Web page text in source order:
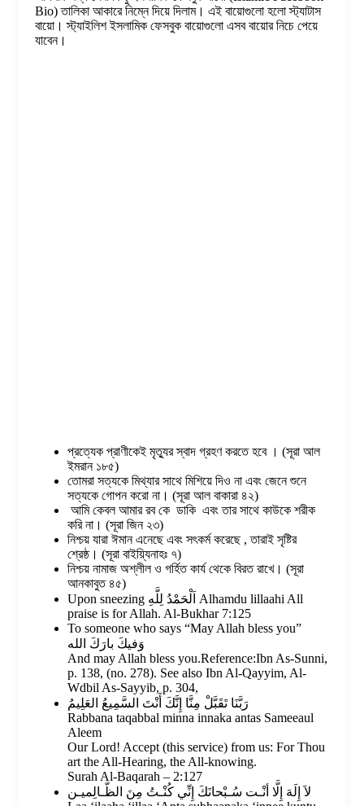
Bio) তালিকা আকারে নিম্নে দিয়ে দিলাম। এই বায়োগুলো হলো স্ট্যাটাস
বায়ো। স্ট্যাইলিশ ইসলামিক ফেসবুক বায়োগুলো এসব বায়োর নিচে পেয়ে
যাবেন।
প্রত্যেক প্রাণীকেই মৃত্যুর স্বাদ গ্রহণ করতে হবে । (সূরা আল
ইমরান ১৮৫)
তোমরা সত্যকে মিথ্যার সাথে মিশিয়ে দিও না এবং জেনে শুনে
সত্যকে গোপন করো না। (সূরা আল বাকারা ৪২)
আমি কেবল আমার রব কে ডাকি এবং তার সাথে কাউকে শরীক
করি না। (সূরা জিন ২৩)
নিশ্চয় যারা ঈমান এনেছে এবং সৎকর্ম করেছে , তারাই সৃষ্টির
শ্রেষ্ঠ। (সূরা বাইয়্যিনাহঃ ৭)
নিশ্চয় নামাজ অশ্লীল ও গর্হিত কার্য থেকে বিরত রাখে। (সূরা
আনকাবুত ৪৫)
Upon sneezing اَلْحَمْدُ لِلَّهِ Alhamdu lillaahi All
praise is for Allah. Al-Bukhar 7:125
To someone who says “May Allah bless you”
وَفيكَ بارَكَ الله
And may Allah bless you.Reference:Ibn As-Sunni,
p. 138, (no. 278). See also Ibn Al-Qayyim, Al-
Wdbil As-Sayyib, p. 304,
رَبَّنَا تَقَبَّلْ مِنَّا إِنَّكَ أَنْتَ السَّمِيعُ العَلِيمُ
Rabbana taqabbal minna innaka antas Sameeaul
Aleem
Our Lord! Accept (this service) from us: For Thou
art the All-Hearing, the All-knowing.
Surah Al-Baqarah – 2:127
لاَ إِلَهَ إِلَّا أنْـت سُـبْحانَكَ إِنِّي كُنْـتُ مِنَ الظّـالِميـن